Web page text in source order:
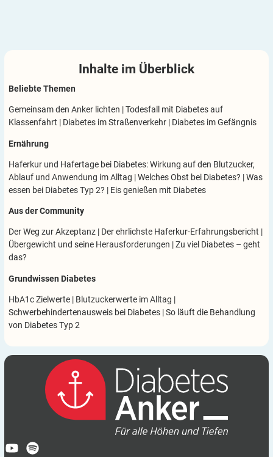
Inhalte im Überblick
Beliebte Themen
Gemeinsam den Anker lichten |Todesfall mit Diabetes auf
Klassenfahrt | Diabetes im Straßenverkehr | Diabetes im Gefängnis
Ernährung
Haferkur und Hafertage bei Diabetes: Wirkung auf den Blutzucker,
Ablauf und Anwendung im Alltag |Welches Obst bei Diabetes? |Was
essen bei Diabetes Typ 2? | Eis genießen mit Diabetes
Aus der Community
Der Weg zur Akzeptanz | Der ehrlichste Haferkur-Erfahrungsbericht |
Übergewicht und seine Herausforderungen |Zu viel Diabetes – geht
das?
Grundwissen Diabetes
HbA1c Zielwerte | Blutzuckerwerte im Alltag |
Schwerbehindertenausweis bei Diabetes |So läuft die Behandlung
von Diabetes Typ 2